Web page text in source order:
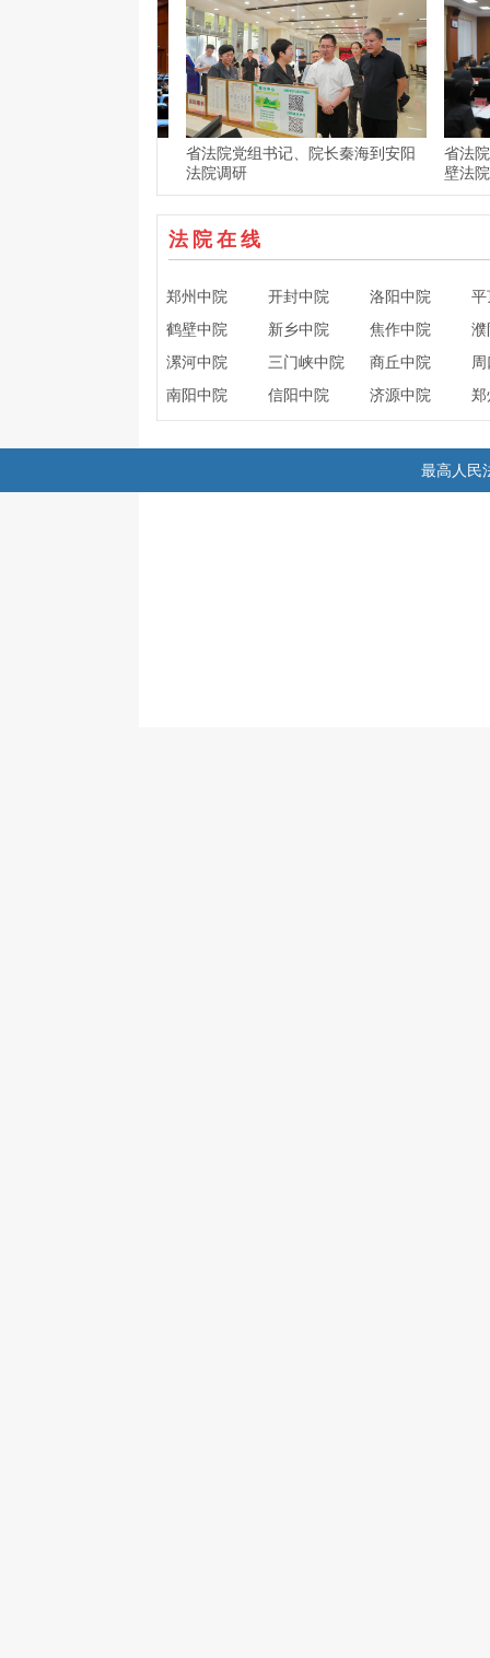
省法院党组书记、院长秦海到安阳
法院调研
省法院党组
壁法院工作
法院在线
郑州中院 开封中院 洛阳中院
平
鹤壁中院
新乡中院 焦作中院
濮
漯河中院
三门峡中院 商丘中院
南阳中院
信阳中院 济源中院 郑
最高人民